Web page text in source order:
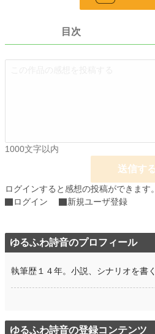
不快になられた方々に、お詫びいたします。
大変、申し訳ございませんでした。
刑務所図書館を知っておられる方は、いら
ミステリー 5,378 位 / 5,378 件
目次
1000文字以内
送信する
ログインすると感想の投稿ができます。
ログイン
新規ユーザ登録
ゆるふわ詩音のプロフィール
執筆歴１４年。小説、シナリオを書
ゆるふわ詩音の登録コンテンツ